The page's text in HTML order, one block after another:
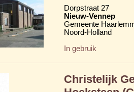
Dorpstraat 27
Nieuw-Vennep
Gemeente
Noord-Holland
In gebruik
Christelijk